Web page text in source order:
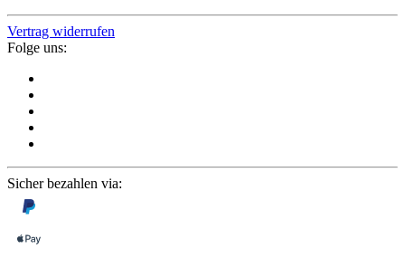
Vertrag widerrufen
Folge uns:
Sicher bezahlen via: